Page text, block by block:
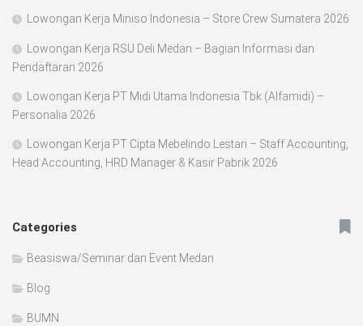
Lowongan Kerja Miniso Indonesia – Store Crew Sumatera 2026
Lowongan Kerja RSU Deli Medan – Bagian Informasi dan
Pendaftaran 2026
Lowongan Kerja PT Midi Utama Indonesia Tbk (Alfamidi) –
Personalia 2026
Lowongan Kerja PT Cipta Mebelindo Lestari – Staff Accounting,
Head Accounting, HRD Manager & Kasir Pabrik 2026
Categories
Beasiswa/Seminar dan Event Medan
Blog
BUMN